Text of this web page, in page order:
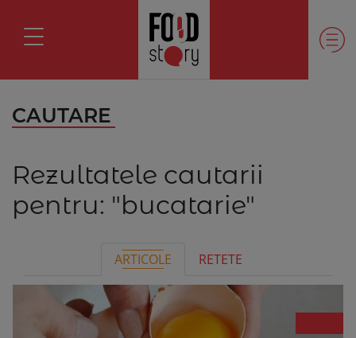
CAUTARE
Rezultatele cautarii
pentru: "bucatarie"
ARTICOLE RETETE